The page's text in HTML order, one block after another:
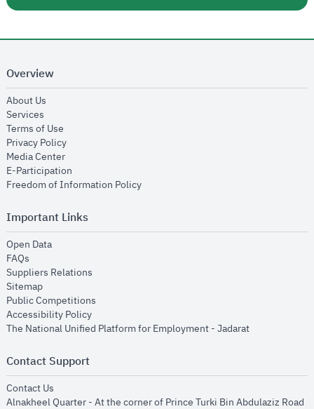
Overview
About Us
Services
Terms of Use
Privacy Policyopens in new window
Media Centeropens in new window
E-Participation
Freedom of Information Policyopens in new window
Important Links
Open Dataopens in new window
FAQs
Suppliers Relations
Sitemapopens in new window
Public Competitions
Accessibility Policyopens in new window
The National Unified Platform for Employment - Jadaratopens in new
Contact Support
Contact Us
Alnakheel Quarter - At the corner of Prince Turki Bin Abdulaziz Road